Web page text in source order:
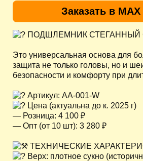
Заказать в MAX
ПОДШЛЕМНИК СТЕГАННЫЙ
Это универсальная основа для
защита не только головы, но и
безопасности и комфорту при
Артикул: AA-001-W
Цена (актуальна до к. 2025 г)
— Розница: 4 100 ₽
— Опт (от 10 шт): 3 280 ₽
ТЕХНИЧЕСКИЕ
Верх: плотное сукно